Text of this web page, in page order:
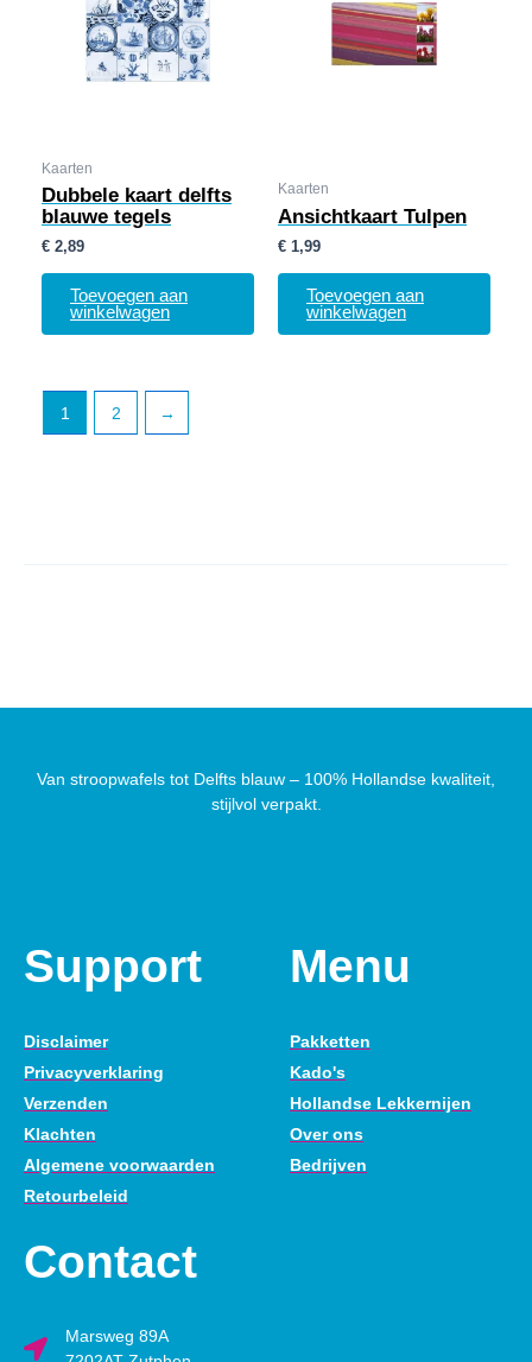
Kaarten
Dubbele kaart delfts
blauwe tegels
€ 2,89
Toevoegen aan
winkelwagen
Kaarten
Ansichtkaart Tulpen
€ 1,99
Toevoegen aan
winkelwagen
1 2 →
Van stroopwafels tot Delfts blauw – 100% Hollandse kwaliteit,
stijlvol verpakt.
Support
Disclaimer
Privacyverklaring
Verzenden
Klachten
Algemene voorwaarden
Retourbeleid
Menu
Pakketten
Kado's
Hollandse Lekkernijen
Over ons
Bedrijven
Contact
Marsweg 89A